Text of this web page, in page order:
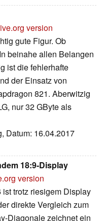
version
gute Figur. Ob
beinahe allen Belangen
ist die fehlerhafte
der Einsatz von
821. Aberwitzig
nur 32 GByte als
Datum: 16.04.2017
18:9-Display
version
ist trotz riesigem Display
direkte Vergleich zum
Diagonale zeichnet ein